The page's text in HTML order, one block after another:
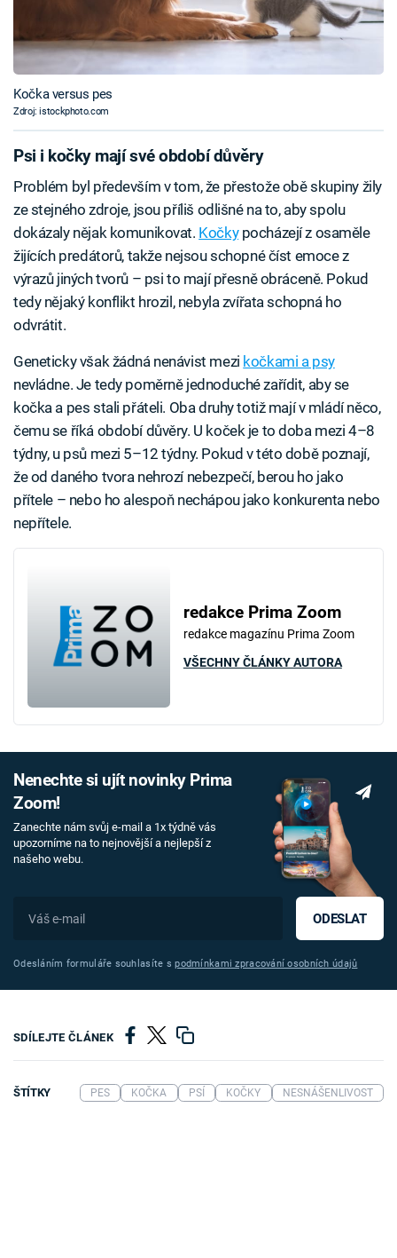
Kočka versus pes
Zdroj: istockphoto.com
Psi i kočky mají své období důvěry
Problém byl především v tom, že přestože obě skupiny žily
ze stejného zdroje, jsou příliš odlišné na to, aby spolu
dokázaly nějak komunikovat. Kočkypocházejí z osaměle
žijících predátorů, takže nejsou schopné číst emoce z
výrazů jiných tvorů – psi to mají přesně obráceně. Pokud
tedy nějaký konflikt hrozil, nebyla zvířata schopná ho
odvrátit.
Geneticky však žádná nenávist mezi kočkami a psy
nevládne. Je tedy poměrně jednoduché zařídit, aby se
kočka a pes stali přáteli. Oba druhy totiž mají v mládí něco,
čemu se říká období důvěry. U koček je to doba mezi 4–8
týdny, u psů mezi 5–12 týdny. Pokud v této době poznají,
že od daného tvora nehrozí nebezpečí, berou ho jako
přítele – nebo ho alespoň nechápou jako konkurenta nebo
nepřítele.
redakce Prima Zoom
redakce magazínu Prima Zoom
VŠECHNY ČLÁNKY AUTORA
Nenechte si ujít novinky Prima
Zoom!
Zanechte nám svůj e-mail a 1x týdně vás
upozorníme na to nejnovější a nejlepší z
našeho webu.
ODESLAT
Odesláním formuláře souhlasíte spodmínkami zpracování osobních údajů
SDÍLEJTE ČLÁNEK
ŠTÍTKY PES KOČKA PSÍ KOČKY NESNÁŠENLIVOST